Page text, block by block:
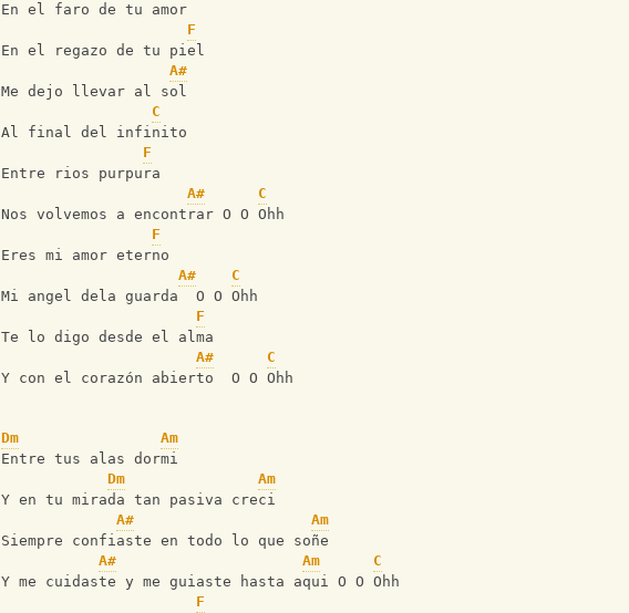
En el faro de tu amor
F
En el regazo de tu piel
A#
Me dejo llevar al sol
C
Al final del infinito
F
Entre rios purpura
A#
C
Nos volvemos a encontrar O O Ohh
F
Eres mi amor eterno
A#
C
Mi angel dela guarda  O O Ohh
F
Te lo digo desde el alma
A#
C
Y con el corazón abierto  O O Ohh
Dm
Am
Entre tus alas dormi
Dm
Am
Y en tu mirada tan pasiva creci
A#
Am
Siempre confiaste en todo lo que soñe
A#
Am
C
Y me cuidaste y me guiaste hasta aqui O O Ohh
F